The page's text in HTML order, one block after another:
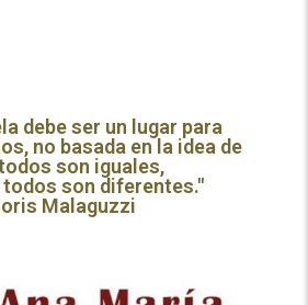
debe ser un lugar para
no basada en la idea de
son iguales,
son diferentes."
Malaguzzi